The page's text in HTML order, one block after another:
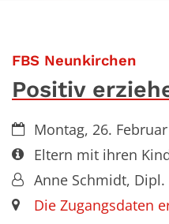
FBS Neunkirchen
Positiv
Datum:Montag, 26.
Art bzw. Nummer:
Eltern mit ihren
Von:Anne Schmidt, Dipl.
Ort:Die Zugangsdaten